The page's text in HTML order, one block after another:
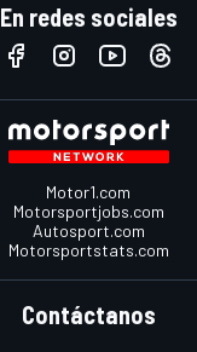
En redes sociales
Motor1.com
Motorsportjobs.com
Autosport.com
Motorsportstats.com
Contáctanos